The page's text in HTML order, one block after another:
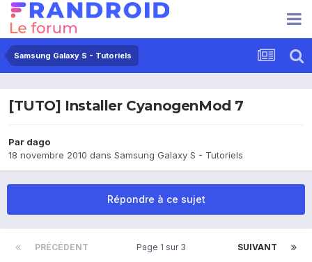
Samsung Galaxy S - Tutoriels
[TUTO] Installer CyanogenMod 7
Par dago
18 novembre 2010 dans Samsung Galaxy S - Tutoriels
Répondre à ce sujet
PRÉCÉDENT SUIVANT
Page 1 sur 3